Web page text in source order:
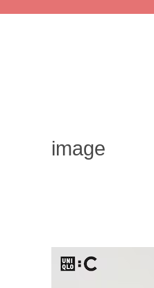
image